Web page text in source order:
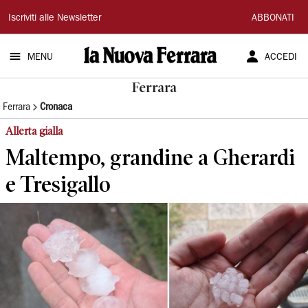
La
Nuova
Ferrara
Iscriviti alle Newsletter ABBONATI
MENU ACCEDI
Ferrara
Ferrara Cronaca
Allerta gialla
Maltempo, grandine a Gherardi
e Tresigallo